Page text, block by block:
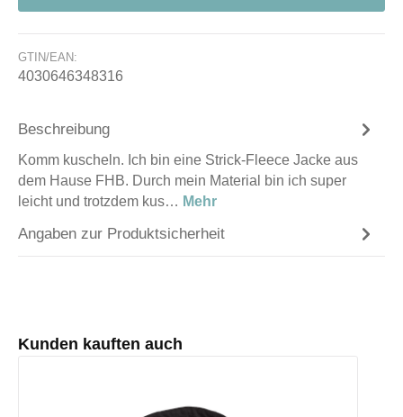
GTIN/EAN:
4030646348316
Beschreibung
Komm kuscheln. Ich bin eine Strick-Fleece Jacke aus
dem Hause FHB. Durch mein Material bin ich super
leicht und trotzdem kus… Mehr
Angaben zur Produktsicherheit
Produktgalerie überspringen
Kunden kauften auch